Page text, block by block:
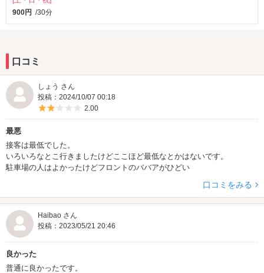
900円 /30分
口コミ
しょう さん
投稿：2024/10/07 00:18
5つ星のうち2
2.00
最悪
接客は最低でした。
いろいろなとこ行きましたけどここほど最低なとかはないです。
駐車場の人はよかったけどフロントのババアがひどい
口コミをみる
Haibao さん
投稿：2023/05/21 20:46
良かった
普通に良かったです。